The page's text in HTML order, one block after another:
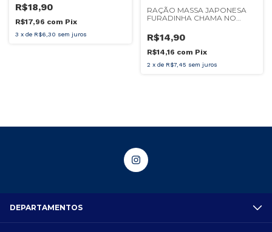
R$18,90
R$17,96 com Pix
3 x de R$6,30 sem juros
RAÇÃO MASSA JAPONESA
FURADINHA CHAMA NO
R$14,90
R$14,16 com Pix
2 x de R$7,45 sem juros
DEPARTAMENTOS